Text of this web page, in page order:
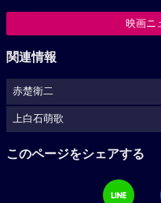
映画ニ
関連情報
赤楚衛二
上白石萌歌
このページをシェアする